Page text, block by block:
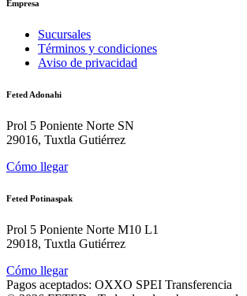
Empresa
Sucursales
Términos y condiciones
Aviso de privacidad
Feted Adonahi
Prol 5 Poniente Norte SN
29016, Tuxtla Gutiérrez
Cómo llegar
Feted Potinaspak
Prol 5 Poniente Norte M10 L1
29018, Tuxtla Gutiérrez
Cómo llegar
Pagos aceptados: OXXO SPEI Transferencia